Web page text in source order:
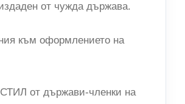
от чужда държава.
към оформлението на
от държави-членки на